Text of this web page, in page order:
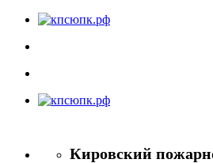
Кировский